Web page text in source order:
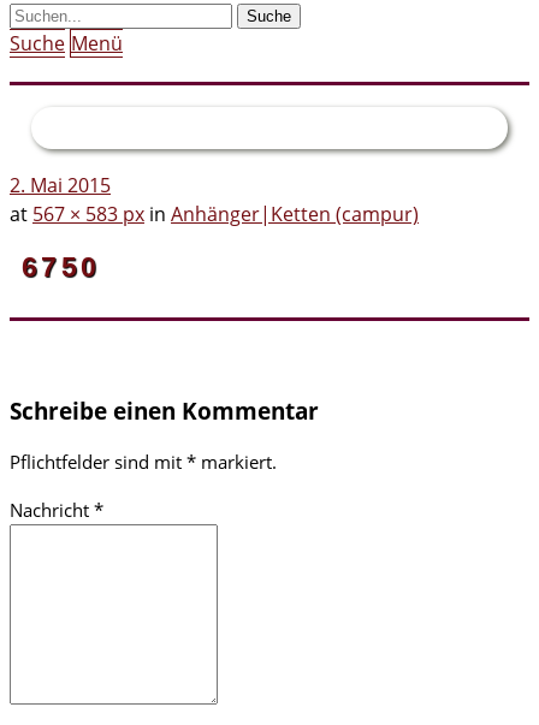
Suche Menü
2. Mai 2015
at 567 × 583 px in Anhänger|Ketten (campur)
6750
Schreibe einen Kommentar
Pflichtfelder sind mit * markiert.
Nachricht *